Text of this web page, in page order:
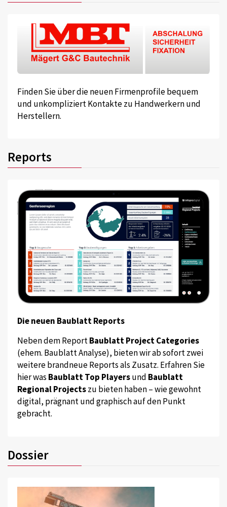
Finden Sie über die neuen Firmenprofile bequem
und unkompliziert Kontakte zu Handwerkern und
Herstellern.
Reports
Die neuen Baublatt Reports
Neben dem ReportBaublatt Project Categories
(ehem. Baublatt Analyse), bieten wir ab sofort zwei
weitere brandneue Reports als Zusatz. Erfahren Sie
hier was Baublatt Top Playersund Baublatt
Regional Projectszu bieten haben – wie gewohnt
digital, prägnant und graphisch auf den Punkt
gebracht.
Dossier